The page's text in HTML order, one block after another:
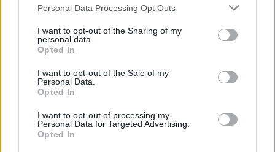
Please note that this website/app uses one or more Google
not limited to your visit or usage behaviour. You may click to
grant or deny consent to Google and its third-party tags to
use your data for below specified purposes in below Google
consent section.
Personal Data Processing Opt Outs
I want to opt-out of the Sharing of my
personal data.
Opted In
I want to opt-out of the Sale of my
Personal Data.
Opted In
I want to opt-out of processing my
Personal Data for Targeted Advertising.
Opted In
ειδικά σε αυτή την κρίσιμη φάση, όχι μόνο δεν
αποκλιμακώνουν, αλλά αντίθετα ρίχνουν λάδι στη
φωτιά μιας παγκόσμιας έντασης που πλησιάζει
επικίνδυνα τα όρια στρατιωτικής σύγκρουσης.